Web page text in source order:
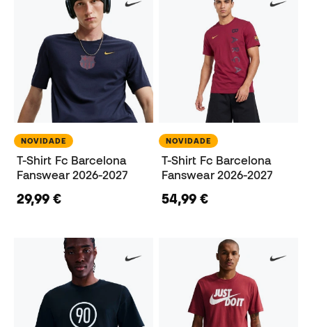
NOVIDADE
T-Shirt Fc Barcelona
Fanswear 2026-2027
29,99 €
NOVIDADE
T-Shirt Fc Barcelona
Fanswear 2026-2027
54,99 €